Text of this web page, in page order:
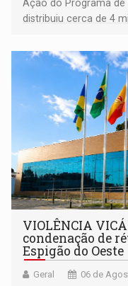
Ação do Programa
distribuiu cerca de 4
comunidade
VIOLÊNCIA
condenação de
Espigão do Oeste
Geral 06 de